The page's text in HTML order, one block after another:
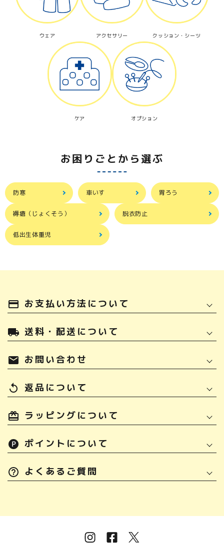
ウェア アクセサリー クッション・シーツ
ケア オプション
お困りごとから選ぶ
防寒 車いす 胃ろう
褥瘡（じょくそう） 脱衣防止
低出生体重児
payment お支払い方法について
local_shipping 送料・配送について
mail お問い合わせ
replay 返品について
ラッピングについて
ポイントについて
よくあるご質問